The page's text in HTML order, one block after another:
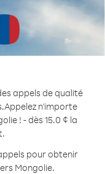
appels de qualité
Appelez n'importe
! - dès 15.0 ¢ la
pour obtenir
Mongolie.